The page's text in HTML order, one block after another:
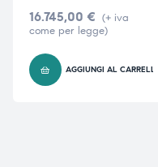
16.745,00 € (+ iva
come per legge)
AGGIUNGI AL CARRELLO